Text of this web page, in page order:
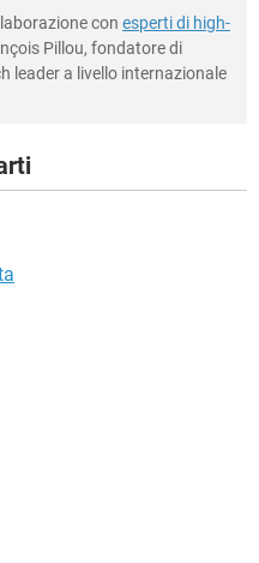
con esperti di high-
Pillou, fondatore di
leader a livello internazionale